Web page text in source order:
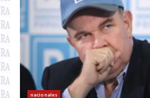
nacionales